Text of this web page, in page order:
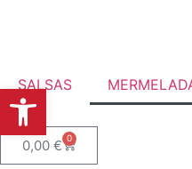
SALSAS
0,00 € 0
Abrir barra de herramientas